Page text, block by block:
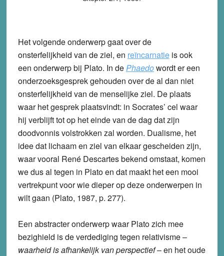
Het volgende onderwerp gaat over de
onsterfelijkheid van de ziel, en reïncarnatieis ook
een onderwerp bij Plato. In dePhaedowordt er een
onderzoeksgesprek gehouden over de al dan niet
onsterfelijkheid van de menselijke ziel. De plaats
waar het gesprek plaatsvindt: in Socrates’ cel waar
hij verblijft tot op het einde van de dag dat zijn
doodvonnis volstrokken zal worden. Dualisme, het
idee dat lichaam en ziel van elkaar gescheiden zijn,
waar vooral René Descartes bekend omstaat, komen
we dus al tegen in Plato en dat maakt het een mooi
vertrekpunt voor wie dieper op deze onderwerpen in
wilt gaan (Plato, 1987, p. 277).
Een abstracter onderwerp waar Plato zich mee
bezighield is de verdediging tegen relativisme –
waarheid is afhankelijk van perspectief– en het oude